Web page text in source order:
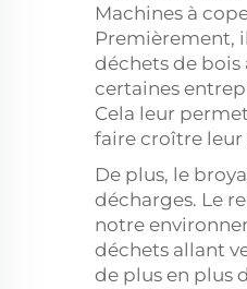
Machines à
Premièrement,
déchets de bois
certaines
Cela leur
faire croître leur
De plus, le
décharges. Le
notre
déchets allant
de plus en plus